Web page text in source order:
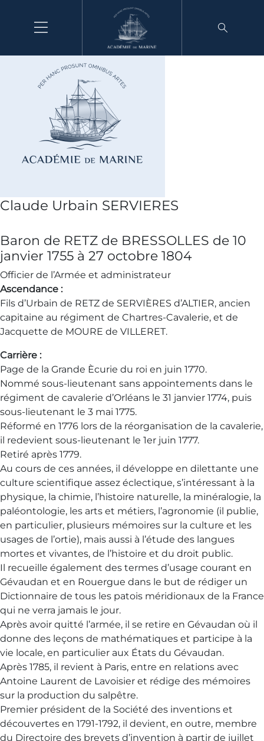
Claude Urbain SERVIERES
Baron de RETZ de BRESSOLLES de 10
janvier 1755 à 27 octobre 1804
Officier de l’Armée et administrateur
Ascendance :
Fils d’Urbain de RETZ de SERVIЀRES d’ALTIER, ancien
capitaine au régiment de Chartres-Cavalerie, et de
Jacquette de MOURE de VILLERET.
Carrière :
Page de la Grande Ѐcurie du roi en juin 1770.
Nommé sous-lieutenant sans appointements dans le
régiment de cavalerie d’Orléans le 31 janvier 1774, puis
sous-lieutenant le 3 mai 1775.
Réformé en 1776 lors de la réorganisation de la cavalerie,
il redevient sous-lieutenant le 1er juin 1777.
Retiré après 1779.
Au cours de ces années, il développe en dilettante une
culture scientifique assez éclectique, s’intéressant à la
physique, la chimie, l’histoire naturelle, la minéralogie, la
paléontologie, les arts et métiers, l’agronomie (il publie,
en particulier, plusieurs mémoires sur la culture et les
usages de l’ortie), mais aussi à l’étude des langues
mortes et vivantes, de l’histoire et du droit public.
Il recueille également des termes d’usage courant en
Gévaudan et en Rouergue dans le but de rédiger un
Dictionnaire de tous les patois méridionaux de la France
qui ne verra jamais le jour.
Après avoir quitté l’armée, il se retire en Gévaudan où il
donne des leçons de mathématiques et participe à la
vie locale, en particulier aux États du Gévaudan.
Après 1785, il revient à Paris, entre en relations avec
Antoine Laurent de Lavoisier et rédige des mémoires
sur la production du salpêtre.
Premier président de la Société des inventions et
découvertes en 1791-1792, il devient, en outre, membre
du Directoire des brevets d’invention à partir de juillet